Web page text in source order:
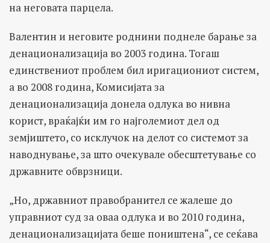
на неговата парцела.
Валентин и неговите роднини поднеле барање за
денационализација во 2003 година. Тогаш
единствениот проблем бил иригациониот систем,
а во 2008 година, Комисијата за
денационализација донела одлука во нивна
корист, враќајќи им го најголемиот дел од
земјиштето, со исклучок на делот со системот за
наводнување, за што очекувале обесштетување со
државните обврзници.
„Но, државниот правобранител се жалеше до
управниот суд за оваа одлука и во 2010 година,
денационализацијата беше поништена“, се сеќава